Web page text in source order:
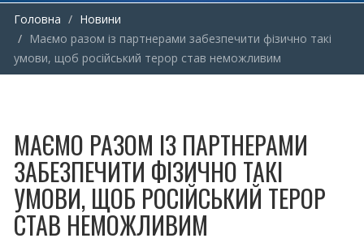
Головна
Новини
Маємо разом із партнерами забезпечити фізично такі
умови, щоб російський терор став неможливим
МАЄМО РАЗОМ ІЗ ПАРТНЕРАМИ
ЗАБЕЗПЕЧИТИ ФІЗИЧНО ТАКІ
УМОВИ, ЩОБ РОСІЙСЬКИЙ ТЕРОР
СТАВ НЕМОЖЛИВИМ